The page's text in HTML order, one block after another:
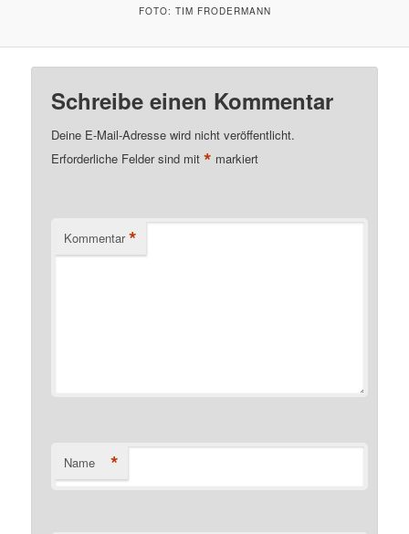
FOTO: TIM FRODERMANN
Schreibe einen Kommentar
Deine E-Mail-Adresse wird nicht veröffentlicht.
Erforderliche Felder sind mit* markiert
Kommentar *
Name *